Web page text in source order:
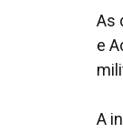
As
e
A